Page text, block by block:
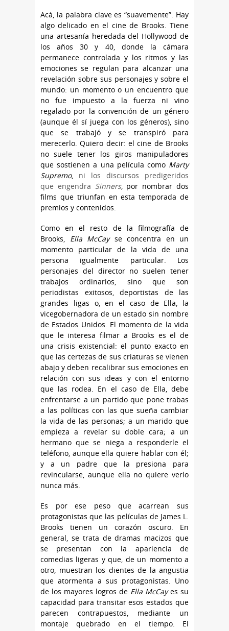
Acá, la palabra clave es “suavemente”. Hay
algo delicado en el cine de Brooks. Tiene
una artesanía heredada del Hollywood de
los años 30 y 40, donde la cámara
permanece controlada y los ritmos y las
emociones se regulan para alcanzar una
revelación sobre sus personajes y sobre el
mundo: un momento o un encuentro que
no fue impuesto a la fuerza ni vino
regalado por la convención de un género
(aunque él sí juega con los géneros), sino
que se trabajó y se transpiró para
merecerlo. Quiero decir: el cine de Brooks
no suele tener los giros manipuladores
que sostienen a una película como Marty
Supremo, ni los discursos predigeridos
que engendra Sinners, por nombrar dos
films que triunfan en esta temporada de
premios y contenidos.
Como en el resto de la filmografía de
Brooks, Ella McCayse concentra en un
momento particular de la vida de una
persona igualmente particular. Los
personajes del director no suelen tener
trabajos ordinarios, sino que son
periodistas exitosos, deportistas de las
grandes ligas o, en el caso de Ella, la
vicegobernadora de un estado sin nombre
de Estados Unidos. El momento de la vida
que le interesa filmar a Brooks es el de
una crisis existencial: el punto exacto en
que las certezas de sus criaturas se vienen
abajo y deben recalibrar sus emociones en
relación con sus ideas y con el entorno
que las rodea. En el caso de Ella, debe
enfrentarse a un partido que pone trabas
a las políticas con las que sueña cambiar
la vida de las personas; a un marido que
empieza a revelar su doble cara; a un
hermano que se niega a responderle el
teléfono, aunque ella quiere hablar con él;
y a un padre que la presiona para
revincularse, aunque ella no quiere verlo
nunca más.
Es por ese peso que acarrean sus
protagonistas que las películas de James L.
Brooks tienen un corazón oscuro. En
general, se trata de dramas macizos que
se presentan con la apariencia de
comedias ligeras y que, de un momento a
otro, muestran los dientes de la angustia
que atormenta a sus protagonistas. Uno
de los mayores logros de Ella McCayes su
capacidad para transitar esos estados que
parecen contrapuestos, mediante un
montaje quebrado en el tiempo. El